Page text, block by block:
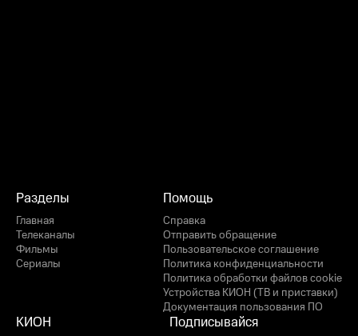
Разделы
Главная
Телеканалы
Фильмы
Сериалы
Помощь
Справка
Отправить обращение
Пользовательское соглашение
Политика конфиденциальности
Политика обработки файлов cookie
Устройства КИОН (ТВ и приставки)
Документация пользования ПО
КИОН Подписывайся